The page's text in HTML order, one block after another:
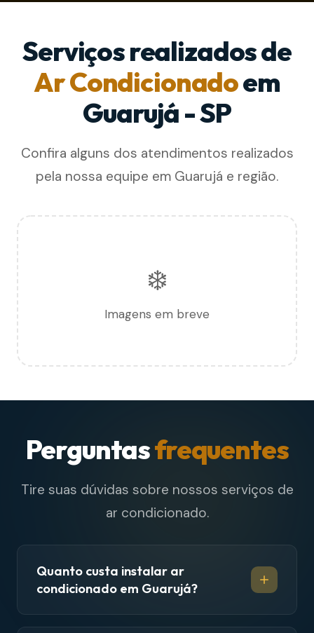
Serviços realizados de
Ar Condicionadoem
Guarujá - SP
Confira alguns dos atendimentos realizados
pela nossa equipe em Guarujá e região.
❄️
Imagens em breve
Perguntasfrequentes
Tire suas dúvidas sobre nossos serviços de
ar condicionado.
Quanto custa instalar ar
condicionado em Guarujá?